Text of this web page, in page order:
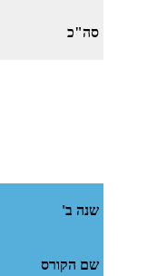
סה"כ
שנה ב'
שם הקורס